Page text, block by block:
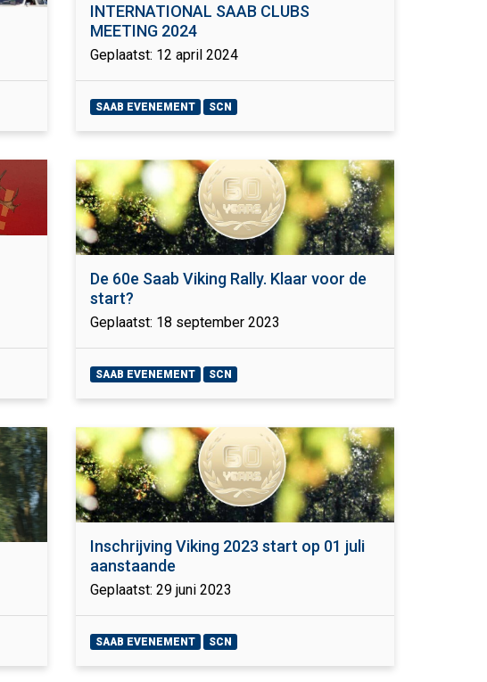
INTERNATIONAL SAAB CLUBS
MEETING 2024
Geplaatst: 12 april 2024
SAAB EVENEMENT SCN
De 60e Saab Viking Rally. Klaar voor de
start?
Geplaatst: 18 september 2023
SAAB EVENEMENT SCN
Inschrijving Viking 2023 start op 01 juli
aanstaande
Geplaatst: 29 juni 2023
SAAB EVENEMENT SCN